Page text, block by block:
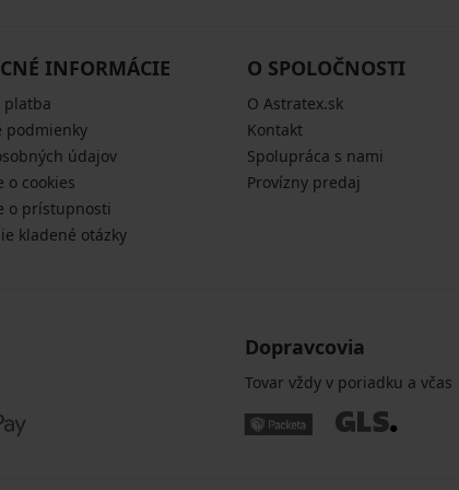
INFORMÁCIE
platba
podmienky
údajov
o cookies
o prístupnosti
kladené otázky
O SPOLOČNOSTI
O Astratex.sk
Kontakt
Spolupráca s nami
Provízny predaj
Dopravcovia
Tovar vždy v poriadku a včas